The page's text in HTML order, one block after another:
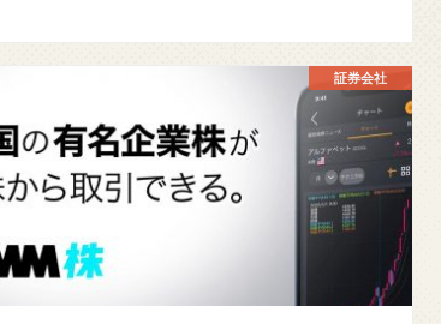
証券会社